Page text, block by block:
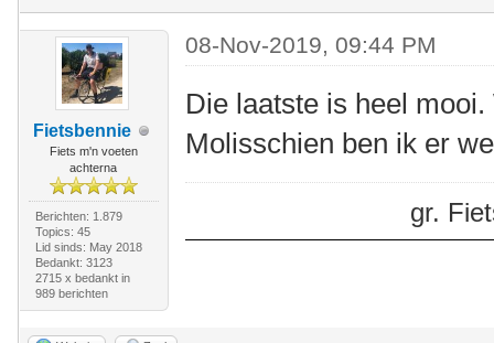
Fietsbennie
Fiets m'n voeten
achterna
Berichten: 1.879
Topics: 45
Lid sinds: May 2018
Bedankt: 3123
2715 x bedankt in
989 berichten
08-Nov-2019, 09:44 PM
Die laatste is heel
Molisschien ben ik er
gr.